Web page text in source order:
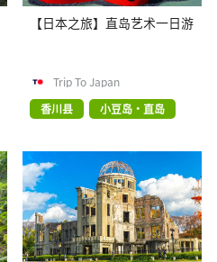
【日本之旅】直岛艺术一日游
Trip To Japan
香川县
小豆岛・直岛